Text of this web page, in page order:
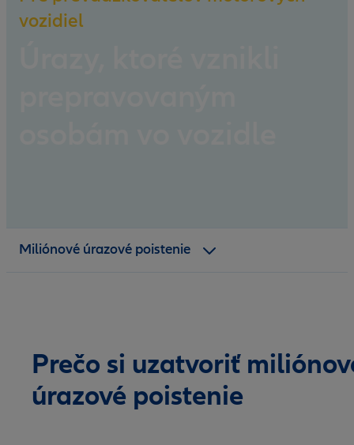
vozidiel
Miliónové úrazové poistenie
Prečo si uzatvoriť
úrazové poistenie